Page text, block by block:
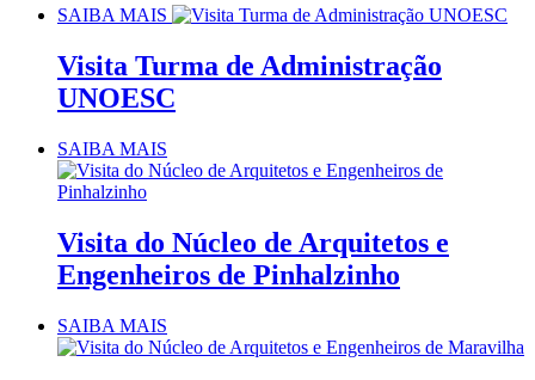
SAIBA MAIS
Visita Turma de Administração
UNOESC
SAIBA MAIS
Visita do Núcleo de Arquitetos e
Engenheiros de Pinhalzinho
SAIBA MAIS